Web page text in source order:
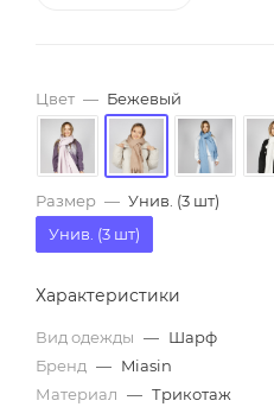
Цвет — Бежевый
Размер — Унив. (3 шт)
Унив. (3 шт)
Характеристики
Вид одежды — Шарф
Бренд — Miasin
Материал — Трикотаж